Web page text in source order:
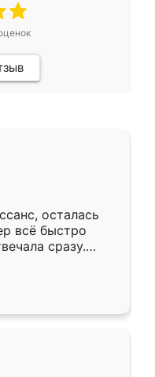
осталась
всё быстро
сразу.
подошёл к
Собрали
даже